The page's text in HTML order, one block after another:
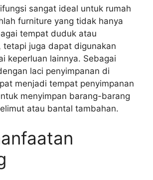
sangat ideal untuk rumah
furniture yang tidak hanya
tempat duduk atau
tetapi juga dapat digunakan
keperluan lainnya. Sebagai
laci penyimpanan di
menjadi tempat penyimpanan
menyimpan barang-barang
atau bantal tambahan.